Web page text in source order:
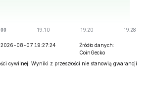
2026-08-07 19:27:24
Źródło danych:
CoinGecko
cywilnej: Wyniki z przeszłości nie stanowią gwarancji